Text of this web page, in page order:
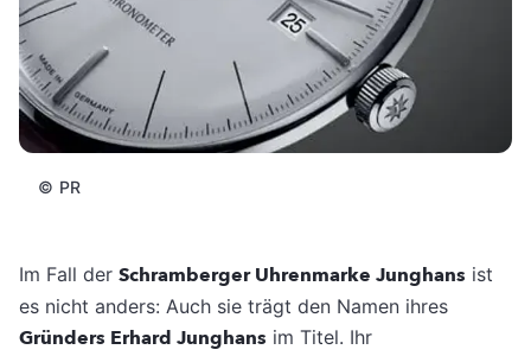
© PR
Im Fall der Schramberger Uhrenmarke Junghans ist
es nicht anders: Auch sie trägt den Namen ihres
Gründers Erhard Junghans im Titel. Ihr